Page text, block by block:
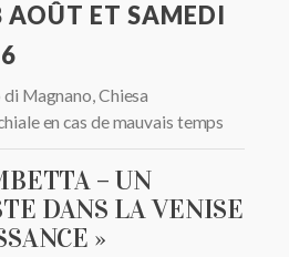
AOÛT ET SAMEDI
Magnano, Chiesa
en cas de mauvais temps
– UN
DANS LA VENISE
»